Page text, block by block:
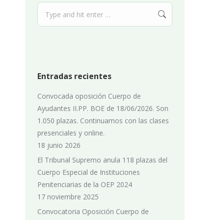
Search:
Entradas recientes
Convocada oposición Cuerpo de
Ayudantes II.PP. BOE de 18/06/2026. Son
1.050 plazas. Continuamos con las clases
presenciales y online.
18 junio 2026
El Tribunal Supremo anula 118 plazas del
Cuerpo Especial de Instituciones
Penitenciarias de la OEP 2024
17 noviembre 2025
Convocatoria Oposición Cuerpo de